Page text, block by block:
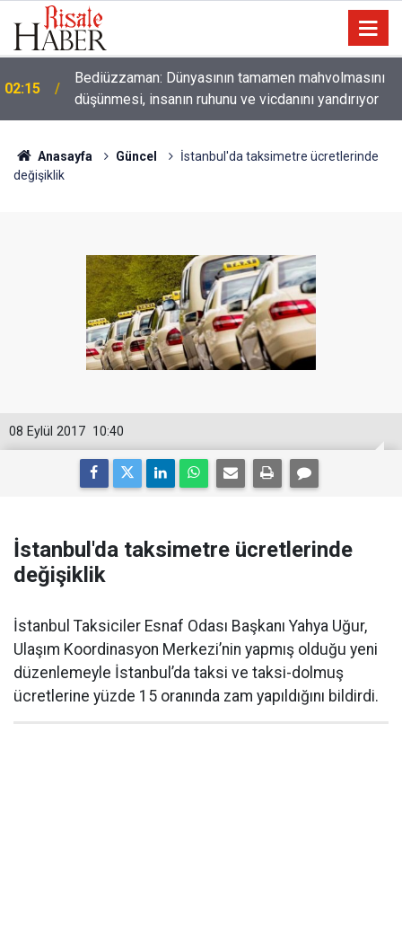
02:15
Bediüzzaman: Dünyasının tamamen mahvolmasını
düşünmesi, insanın ruhunu ve vicdanını yandırıyor
01:45 Paçalarını yerde sürünmeyecek şekilde yukarıda tut
Anasayfa Güncel
İstanbul'da taksimetre ücretlerinde
değişiklik
10:40
08 Eylül 2017
İstanbul'da taksimetre ücretlerinde
değişiklik
İstanbul Taksiciler Esnaf Odası Başkanı Yahya Uğur,
Ulaşım Koordinasyon Merkezi’nin yapmış olduğu yeni
düzenlemeyle İstanbul’da taksi ve taksi-dolmuş
ücretlerine yüzde 15 oranında zam yapıldığını bildirdi.